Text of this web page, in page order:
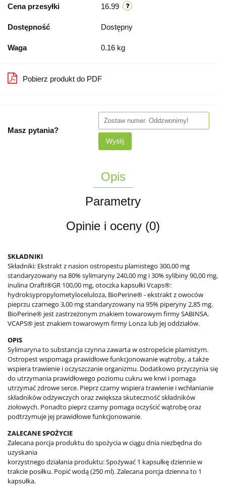
Cena przesyłki 16.99
Dostępność Dostępny
Waga 0.16 kg
Pobierz produkt do PDF
Masz pytania?
Wyślij
Opis
Parametry
Opinie i oceny (0)
SKŁADNIKI
Składniki: Ekstrakt z nasion ostropestu plamistego 300,00 mg
standaryzowany na 80% sylimaryny 240,00 mg i 30% sylibiny 90,00 mg,
inulina Orafti®GR 100,00 mg, otoczka kapsułki Vcaps®:
hydroksypropylometyloceluloza, BioPerine® - ekstrakt z owoców
pieprzu czarnego 3,00 mg standaryzowany na 95% piperyny 2,85 mg.
BioPerine® jest zastrzeżonym znakiem towarowym firmy SABINSA.
VCAPS® jest znakiem towarowym firmy Lonza lub jej oddziałów.
OPIS
Sylimaryna to substancja czynna zawarta w ostropeście plamistym.
Ostropest wspomaga prawidłowe funkcjonowanie wątroby, a także
wspiera trawienie i oczyszczanie organizmu. Dodatkowo przyczynia się
do utrzymania prawidłowego poziomu cukru we krwi i pomaga
utrzymać zdrowe serce. Pieprz czarny wspiera trawienie i wchłanianie
składników odżywczych oraz zwiększa skuteczność składników
ziołowych. Ponadto pieprz czarny pomaga oczyścić wątrobę oraz
podtrzymuje jej prawidłowe funkcjonowanie.
ZALECANE SPOŻYCIE
Zalecana porcja produktu do spożycia w ciągu dnia niezbędna do
uzyskania
korzystnego działania produktu: Spożywać 1 kapsułkę dziennie w
trakcie posiłku. Popić wodą (250 ml). Zalecana porcja dzienna to 1
kapsułka.